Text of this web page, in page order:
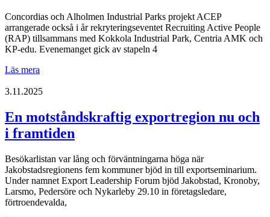
Jakobstadsregionen
var
på
plats
Concordias och Alholmen Industrial Parks projekt ACEP
arrangerade också i år rekryteringseventet Recruiting Active People
(RAP) tillsammans med Kokkola Industrial Park, Centria AMK och
KP-edu. Evenemanget gick av stapeln 4
Läs mera
People
studerande
och
industrin
3.11.2025
En motståndskraftig exportregion nu och
i framtiden
Besökarlistan var lång och förväntningarna höga när
Jakobstadsregionens fem kommuner bjöd in till exportseminarium.
Under namnet Export Leadership Forum bjöd Jakobstad, Kronoby,
Larsmo, Pedersöre och Nykarleby 29.10 in företagsledare,
förtroendevalda,